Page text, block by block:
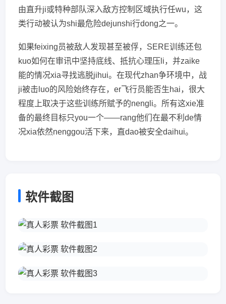
由直升ji或特种部队深入敌方控制区域执行任wu，这
类行动被认为shi最危险dejunshi行dong之一。
如果feixing员被敌人发现甚至被俘，SERE训练还包
kuo如何在审讯中坚持底线、抵抗心理压li，并zaike
能的情况xia寻找逃脱jihui。在现代zhan争环境中，战
ji被击luo的风险始终存在，er飞行员能否生hai，很大
程度上取决于这些训练所赋予的nengli。所有这xie准
备的最终目标只you一个——rang他们在最不利de情
况xia依然nenggou活下来，直dao被安全daihui。
软件截图